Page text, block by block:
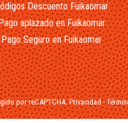
Descuento Fuikaomar
aplazado en Fuikaomar
Pago Seguro en Fuikaomar
por reCAPTCHA.Privacidad-